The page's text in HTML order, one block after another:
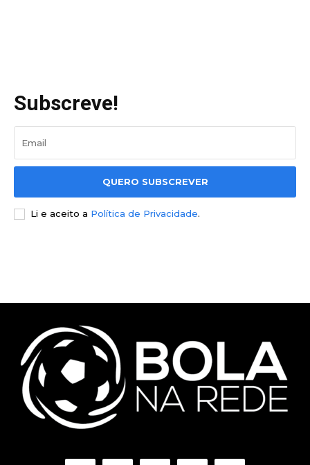
Subscreve!
QUERO SUBSCREVER
Li e aceito a Política de Privacidade.